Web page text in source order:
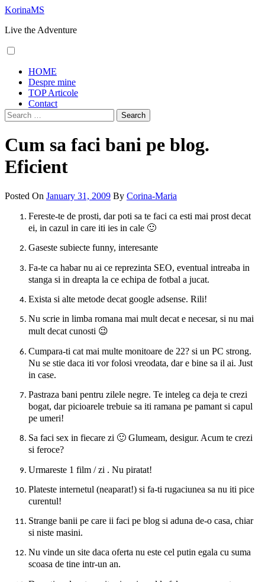
Skip
content
KorinaMS
Live the Adventure
Menu
HOME
Despre mine
TOP Articole
Contact
Search
for:
Cum sa faci bani pe blog.
Eficient
Posted On January 31, 2009 By Corina-Maria
Fereste-te de prosti, dar poti sa te faci ca esti mai prost decat
ei, in cazul in care iti ies in cale 🙂
Gaseste subiecte funny, interesante
Fa-te ca habar nu ai ce reprezinta SEO, eventual intreaba in
stanga si in dreapta la ce echipa de fotbal a jucat.
Exista si alte metode decat google adsense. Rili!
Nu scrie in limba romana mai mult decat e necesar, si nu mai
mult decat cunosti 😉
Cumpara-ti cat mai multe monitoare de 22? si un PC strong.
Nu se stie daca iti vor folosi vreodata, dar e bine sa il ai. Just
in case.
Pastraza bani pentru zilele negre. Te inteleg ca deja te crezi
bogat, dar picioarele trebuie sa iti ramana pe pamant si capul
pe umeri!
Sa faci sex in fiecare zi 🙂 Glumeam, desigur. Acum te crezi
si feroce?
Urmareste 1 film / zi . Nu piratat!
Plateste internetul (neaparat!) si fa-ti rugaciunea sa nu iti pice
curentul!
Strange banii pe care ii faci pe blog si aduna de-o casa, chiar
si niste masini.
Nu vinde un site daca oferta nu este cel putin egala cu suma
scoasa de tine intr-un an.